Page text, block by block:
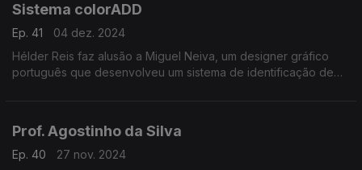
Sistema colorADD
Ep. 41
04 dez. 2024
Hélder Reis faz alusão a Miguel Neiva, um designer gráfico
português que desenvolveu um sistema de identificação de
Prof. Agostinho da Silva
Ep. 40
27 nov. 2024